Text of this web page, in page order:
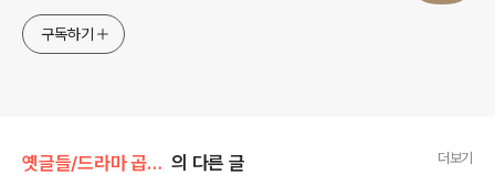
구독하기
옛글들/드라마 곱씹기 의 다른 글 더보기